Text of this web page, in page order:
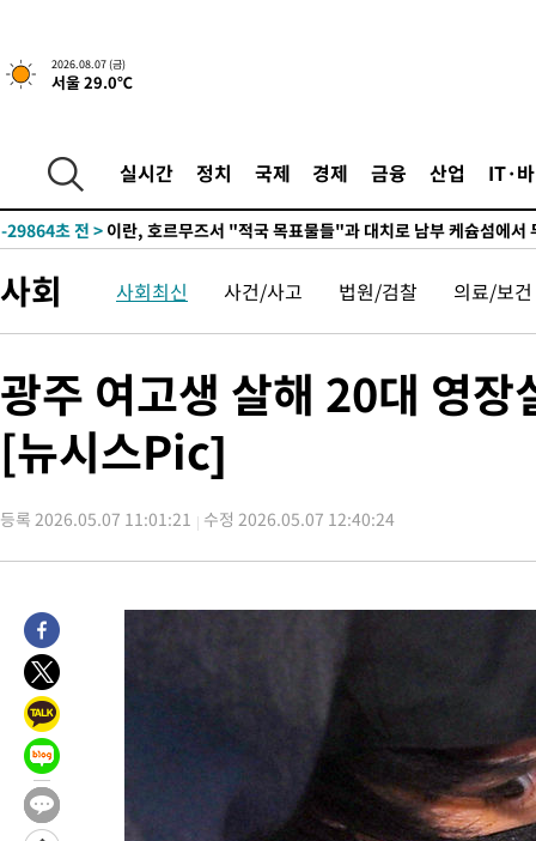
2026.08.07 (금)
서울 29.0℃
실시간 정치 국제 경제 금융 산업 IT·
-24450초 전 >
[속보] 뉴욕증시, 일제 하락 마감…나스닥 0.06%↓
-29864초 전 >
례 큰 폭발음
-28579초 전 > [속보]美, 폴리실리콘 수입 규제…파생제품 15% 관세, 120일
-24430초 전 >
[속보] 뉴욕증시, 일제 하락 마감…나스닥 0.06%↓
-29884초 전 >이란, 호르무즈서 "적국 목표물들"과 대치로 남부 케슘섬에서
발효
-26750초 전 >[속보]트럼프, 美 원정출산 금지 행정명령 서명
-24450초 전 >
[속보] 뉴욕증시, 일제 하락 마감…나스닥 0.06%↓
사회 사회최신 사건/사고 법원/검찰 의료/보건
광주 여고생 살해 20대 영
[뉴시스Pic]
등록 2026.05.07 11:01:21 수정 2026.05.07 12:40:24